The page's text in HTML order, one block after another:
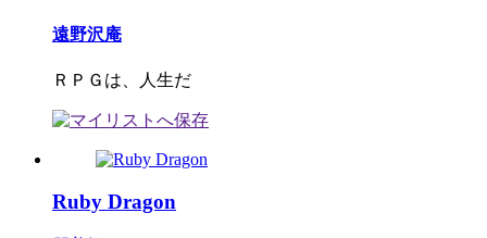
遠野沢庵
ＲＰＧは、人生だ
Ruby Dragon